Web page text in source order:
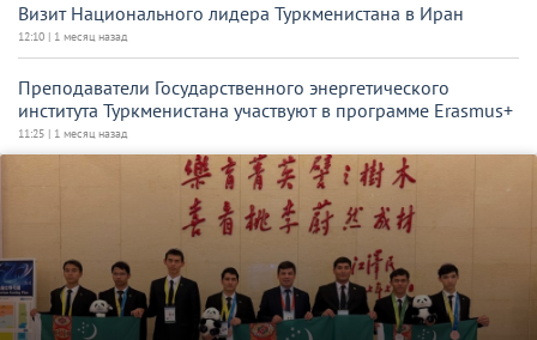
Визит Национального лидера Туркменистана в Иран
12:10 | 1 месяц назад
Преподаватели Государственного энергетического
института Туркменистана участвуют в программе Erasmus+
11:25 | 1 месяц назад